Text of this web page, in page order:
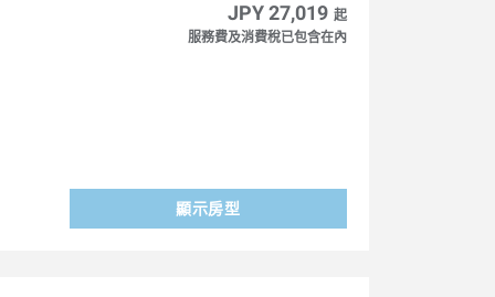
JPY 27,019 起
服務費及消費稅已包含在內
顯示房型